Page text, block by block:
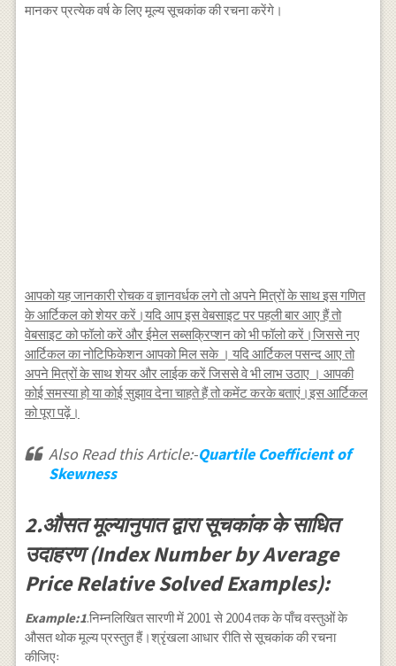
मानकर प्रत्येक वर्ष के लिए मूल्य सूचकांक की रचना करेंगे।
आपको यह जानकारी रोचक व ज्ञानवर्धक लगे तो अपने मित्रों के साथ इस गणित
के आर्टिकल को शेयर करें।यदि आप इस वेबसाइट पर पहली बार आए हैं तो
वेबसाइट को फॉलो करें और ईमेल सब्सक्रिप्शन को भी फॉलो करें।जिससे नए
आर्टिकल का नोटिफिकेशन आपको मिल सके । यदि आर्टिकल पसन्द आए तो
अपने मित्रों के साथ शेयर और लाईक करें जिससे वे भी लाभ उठाए । आपकी
कोई समस्या हो या कोई सुझाव देना चाहते हैं तो कमेंट करके बताएं।इस आर्टिकल
को पूरा पढ़ें।
Also Read this Article:-Quartile Coefficient of
Skewness
2.औसत मूल्यानुपात द्वारा सूचकांक के साधित
उदाहरण (Index Number by Average
Price Relative Solved Examples):
Example:1.निम्नलिखित सारणी में 2001 से 2004 तक के पाँच वस्तुओं के
औसत थोक मूल्य प्रस्तुत हैं।श्रृंखला आधार रीति से सूचकांक की रचना
कीजिएः